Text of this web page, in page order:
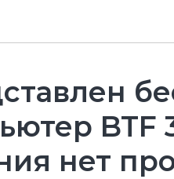
BTF
нет